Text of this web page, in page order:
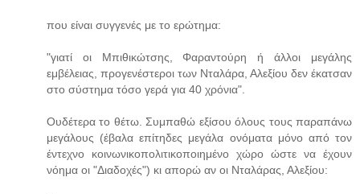
που είναι συγγενές με το ερώτημα:
"γιατί οι Μπιθικώτσης, Φαραντούρη ή άλλοι μεγάλης
εμβέλειας, προγενέστεροι των Νταλάρα, Αλεξίου δεν έκατσαν
στο σύστημα τόσο γερά για 40 χρόνια".
Ουδέτερα το θέτω. Συμπαθώ εξίσου όλους τους παραπάνω
μεγάλους (έβαλα επίτηδες μεγάλα ονόματα μόνο από τον
έντεχνο κοινωνικοπολιτικοποιημένο χώρο ώστε να έχουν
νόημα οι "Διαδοχές") κι απορώ αν οι Νταλάρας, Αλεξίου: